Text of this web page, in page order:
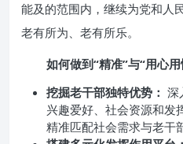
能及的范围内，继续为党和人
老有所为、老有所乐。
如何做到“精准”与“用心用
挖掘老干部独特优势： 深
兴趣爱好、社会资源和发
精准匹配社会需求与老干